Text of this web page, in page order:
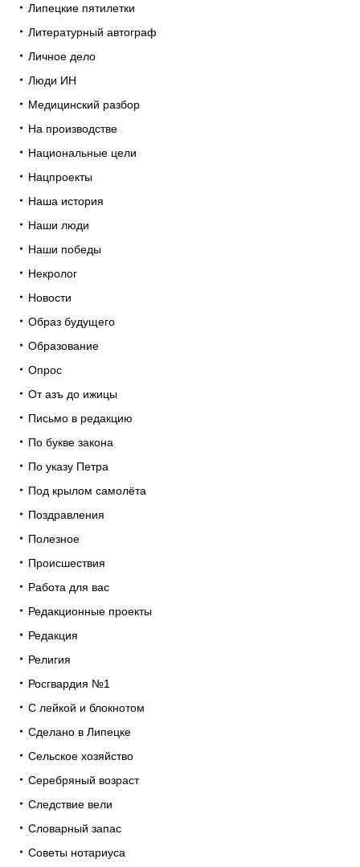
Липецкие пятилетки
Литературный автограф
Личное дело
Люди ИН
Медицинский разбор
На производстве
Национальные цели
Нацпроекты
Наша история
Наши люди
Наши победы
Некролог
Новости
Образ будущего
Образование
Опрос
От азъ до ижицы
Письмо в редакцию
По букве закона
По указу Петра
Под крылом самолёта
Поздравления
Полезное
Происшествия
Работа для вас
Редакционные проекты
Редакция
Религия
Росгвардия №1
С лейкой и блокнотом
Сделано в Липецке
Сельское хозяйство
Серебряный возраст
Следствие вели
Словарный запас
Советы нотариуса